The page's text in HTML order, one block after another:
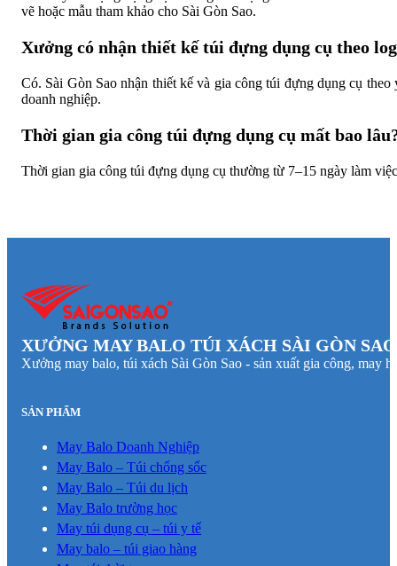
vẽ hoặc mẫu tham khảo cho Sài Gòn Sao.
Xưởng có nhận thiết kế túi đựng dụng cụ theo
Có. Sài Gòn Sao nhận thiết kế và gia công túi đựng dụng cụ
doanh nghiệp.
Thời gian gia công túi đựng dụng cụ mất bao
Thời gian gia công túi đựng dụng cụ thường từ 7–15 ngày làm
XƯỞNG MAY BALO TÚI XÁCH SÀI GÒN
Xưởng may balo, túi xách Sài Gòn Sao - sản xuất gia công, may
SẢN PHẨM
May Balo Doanh Nghiệp
May Balo – Túi chống sốc
May Balo – Túi du lịch
May Balo trường học
May túi dụng cụ – túi y tế
May balo – túi giao hàng